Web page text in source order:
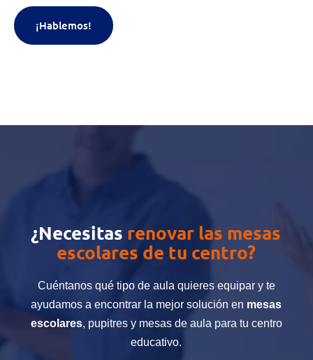
¡Hablemos!
¿Necesitas renovar las mesas
escolares de tu centro?
Cuéntanos qué tipo de aula quieres equipar y te
ayudamos a encontrar la mejor solución en mesas
escolares, pupitres y mesas de aula para tu centro
educativo.